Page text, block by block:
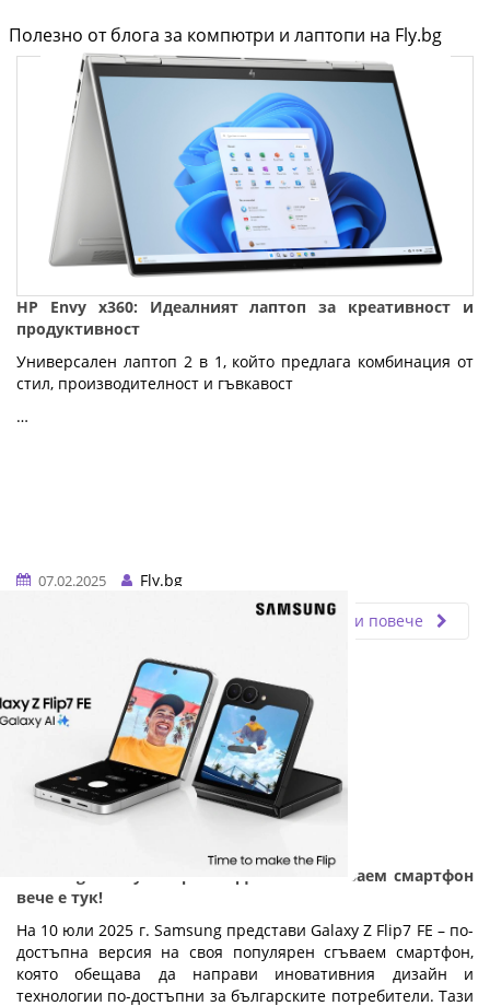
Полезно от блога за компютри и лаптопи на Fly.bg
HP Envy x360: Идеалният лаптоп за креативност и
продуктивност
Универсален лаптоп 2 в 1, който предлага комбинация от
стил, производителност и гъвкавост
…
07.02.2025
Fly.bg
Прочети повече
Samsung Galaxy Z Flip7 FE: Достъпен сгъваем смартфон
вече е тук!
На 10 юли 2025 г. Samsung представи Galaxy Z Flip7 FE – по-
достъпна версия на своя популярен сгъваем смартфон,
която обещава да направи иновативния дизайн и
технологии по-достъпни за българските потребители. Тази